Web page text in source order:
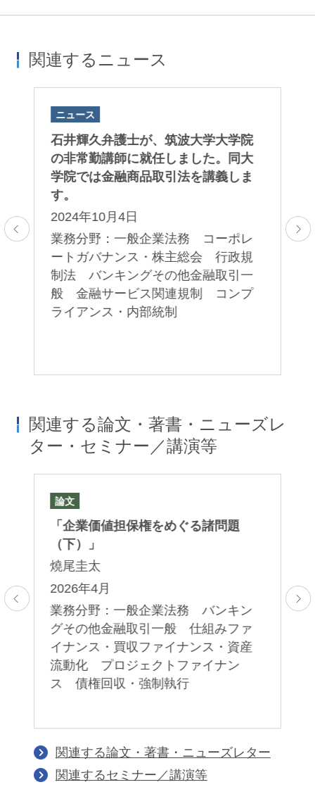
関連するニュース
ニュース
石井輝久弁護士が、筑波大学大学院
の非常勤講師に就任しました。同大
学院では金融商品取引法を講義しま
す。
2024年10月4日
業務分野：一般企業法務 コーポレ
ートガバナンス・株主総会 行政規
制法 バンキングその他金融取引一
般 金融サービス関連規制 コンプ
ライアンス・内部統制
ス
関連する論文・著書・ニューズレ
ター・セミナー／講演等
論文
「企業価値担保権をめぐる諸問題
（下）」
燒尾圭太
2026年4月
業務分野：一般企業法務 バンキン
グその他金融取引一般 仕組みファ
イナンス・買収ファイナンス・資産
流動化 プロジェクトファイナン
ス 債権回収・強制執行
業
関連する論文・著書・ニューズレター
関連するセミナー／講演等